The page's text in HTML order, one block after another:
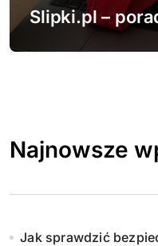
Slipki.pl –
Najnowsze
Jak sprawdzić